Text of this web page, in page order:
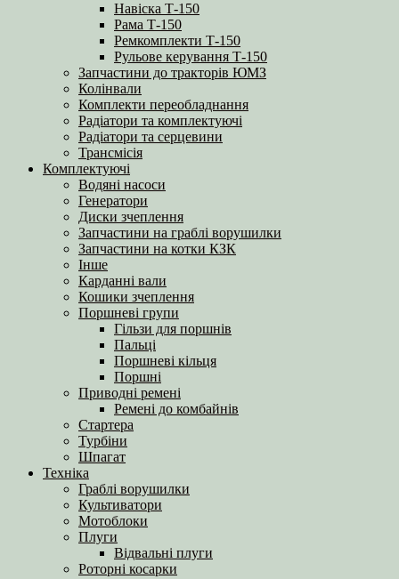
Навіска Т-150
Рама Т-150
Ремкомплекти Т-150
Рульове керування Т-150
Запчастини до тракторів ЮМЗ
Колінвали
Комплекти переобладнання
Радіатори та комплектуючі
Радіатори та серцевини
Трансмісія
Комплектуючі
Водяні насоси
Генератори
Диски зчеплення
Запчастини на граблі ворушилки
Запчастини на котки КЗК
Інше
Карданні вали
Кошики зчеплення
Поршневі групи
Гільзи для поршнів
Пальці
Поршневі кільця
Поршні
Приводні ремені
Ремені до комбайнів
Стартера
Турбіни
Шпагат
Техніка
Граблі ворушилки
Культиватори
Мотоблоки
Плуги
Відвальні плуги
Роторні косарки